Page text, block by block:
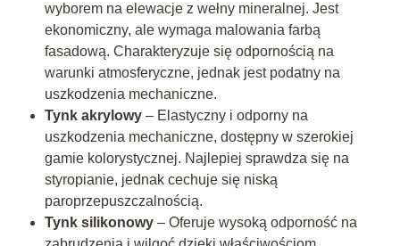
wyborem na elewacje z wełny mineralnej. Jest
ekonomiczny, ale wymaga malowania farbą
fasadową. Charakteryzuje się odpornością na
warunki atmosferyczne, jednak jest podatny na
uszkodzenia mechaniczne.
Tynk akrylowy– Elastyczny i odporny na
uszkodzenia mechaniczne, dostępny w szerokiej
gamie kolorystycznej. Najlepiej sprawdza się na
styropianie, jednak cechuje się niską
paroprzepuszczalnością.
Tynk silikonowy– Oferuje wysoką odporność na